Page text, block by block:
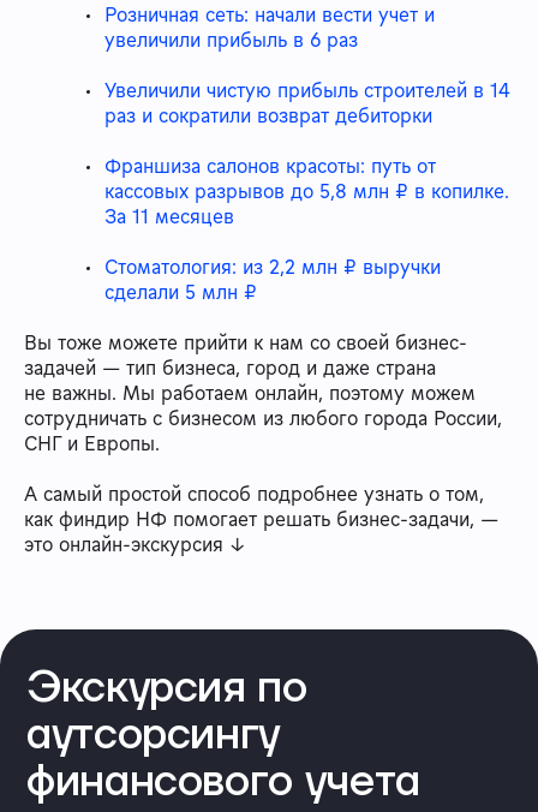
Розничная сеть: начали вести учет и
увеличили прибыль в 6 раз
Увеличили чистую прибыль строителей в 14
раз и сократили возврат дебиторки
Франшиза салонов красоты: путь от
кассовых разрывов до 5,8 млн ₽ в копилке.
За 11 месяцев
Стоматология: из 2,2 млн ₽ выручки
сделали 5 млн ₽
Вы тоже можете прийти к нам со своей бизнес-
задачей — тип бизнеса, город и даже страна
не важны. Мы работаем онлайн, поэтому можем
сотрудничать с бизнесом из любого города России,
СНГ и Европы.
А самый простой способ подробнее узнать о том,
как финдир НФ помогает решать бизнес-задачи, —
это онлайн-экскурсия ↓
Экскурсия по
аутсорсингу
финансового учета